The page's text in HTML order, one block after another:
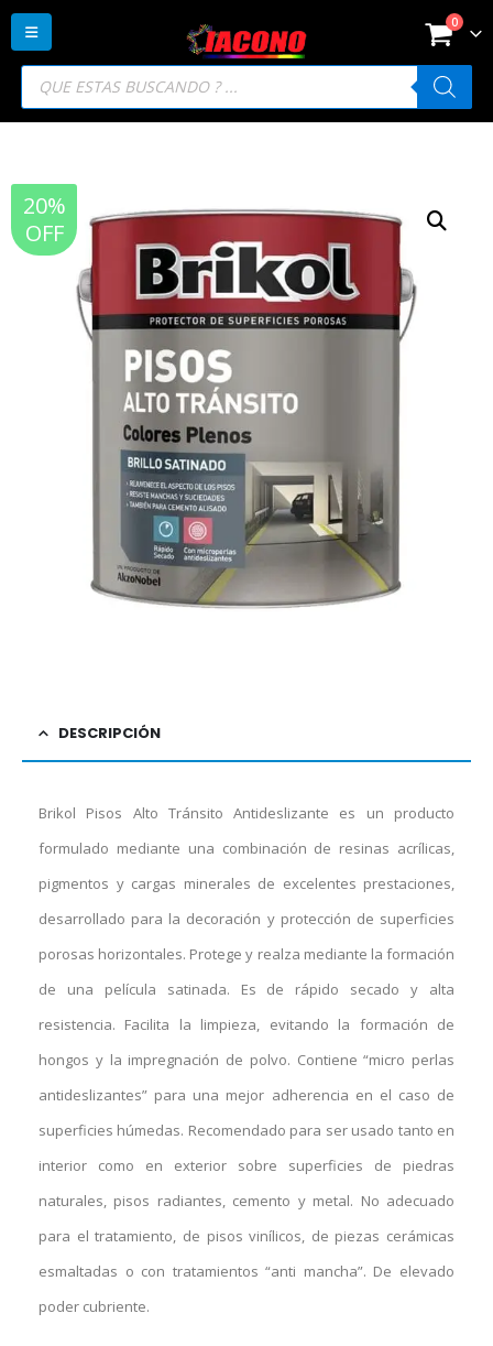
Búsqueda
productos
0
20%
OFF
DESCRIPCIÓN
Brikol Pisos Alto Tránsito Antideslizante es un producto
formulado mediante una combinación de resinas acrílicas,
pigmentos y cargas minerales de excelentes prestaciones,
desarrollado para la decoración y protección de superficies
porosas horizontales. Protege y realza mediante la formación
de una película satinada. Es de rápido secado y alta
resistencia. Facilita la limpieza, evitando la formación de
hongos y la impregnación de polvo. Contiene “micro perlas
antideslizantes” para una mejor adherencia en el caso de
superficies húmedas. Recomendado para ser usado tanto en
interior como en exterior sobre superficies de piedras
naturales, pisos radiantes, cemento y metal. No adecuado
para el tratamiento, de pisos vinílicos, de piezas cerámicas
esmaltadas o con tratamientos “anti mancha”. De elevado
poder cubriente.